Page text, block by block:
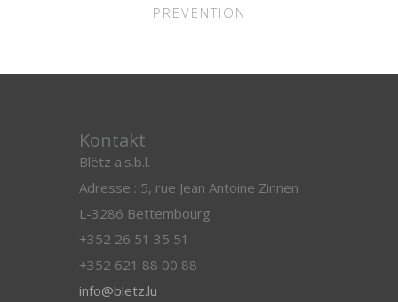
PREVENTION
Kontakt
Blëtz a.s.b.l.
Adresse : 5, rue Jean Antoine Zinnen
L-3286 Bettembourg
+352 26 51 35 51
+352 621 88 00 88
info@bletz.lu